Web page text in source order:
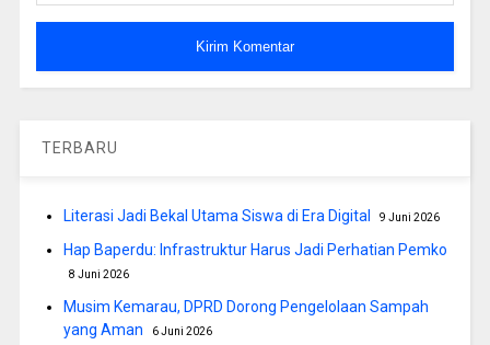
TERBARU
Literasi Jadi Bekal Utama Siswa di Era Digital 9 Juni 2026
Hap Baperdu: Infrastruktur Harus Jadi Perhatian Pemko
8 Juni 2026
Musim Kemarau, DPRD Dorong Pengelolaan Sampah
yang Aman
6 Juni 2026